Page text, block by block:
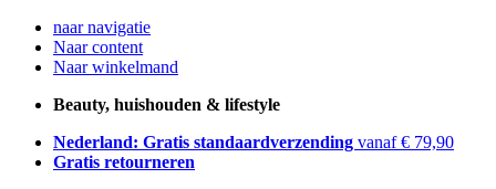
naar navigatie
Naar content
Naar winkelmand
Beauty, huishouden & lifestyle
Nederland: Gratis standaardverzending vanaf € 79,90
Gratis retourneren